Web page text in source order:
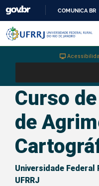
COMUNICA BR
Pular barra institucional
Barra
Curso
de
Universidade Federal
UFRRJ